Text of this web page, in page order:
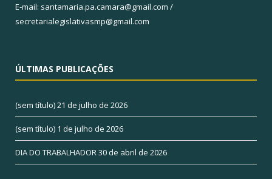
E-mail: santamaria.pa.camara@gmail.com /
secretarialegislativasmp@gmail.com
ÚLTIMAS PUBLICAÇÕES
(sem título)21 de julho de 2026
(sem título) 1 de julho de 2026
DIA DO TRABALHADOR30 de abril de 2026